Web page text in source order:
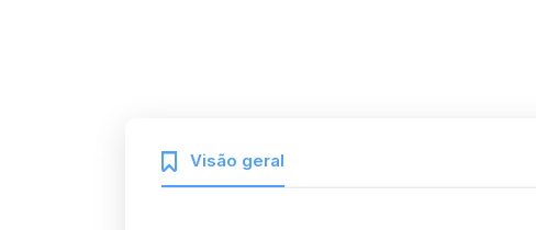
Visão geral